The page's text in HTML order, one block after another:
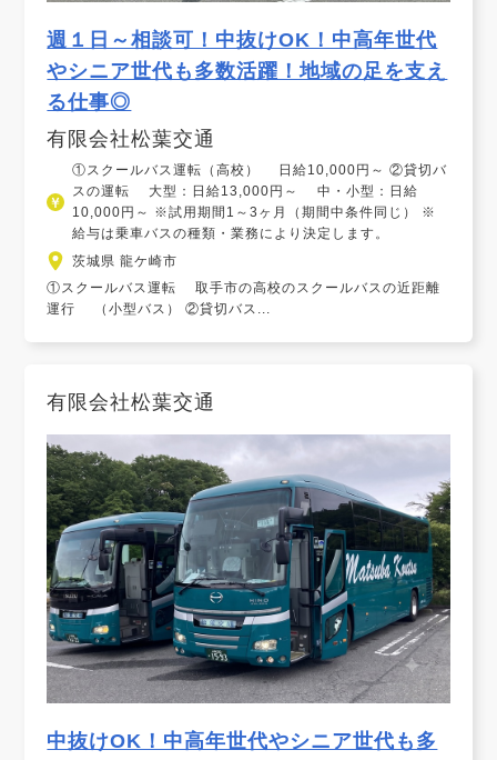
週１日～相談可！中抜けOK！中高年世代
やシニア世代も多数活躍！地域の足を支え
る仕事◎
有限会社松葉交通
①スクールバス運転（高校） 日給10,000円～ ②貸切バ
スの運転 大型：日給13,000円～ 中・小型：日給
10,000円～ ※試用期間1～3ヶ月（期間中条件同じ） ※
給与は乗車バスの種類・業務により決定します。
茨城県 龍ケ崎市
①スクールバス運転 取手市の高校のスクールバスの近距離
運行 （小型バス） ②貸切バス...
有限会社松葉交通
中抜けOK！中高年世代やシニア世代も多